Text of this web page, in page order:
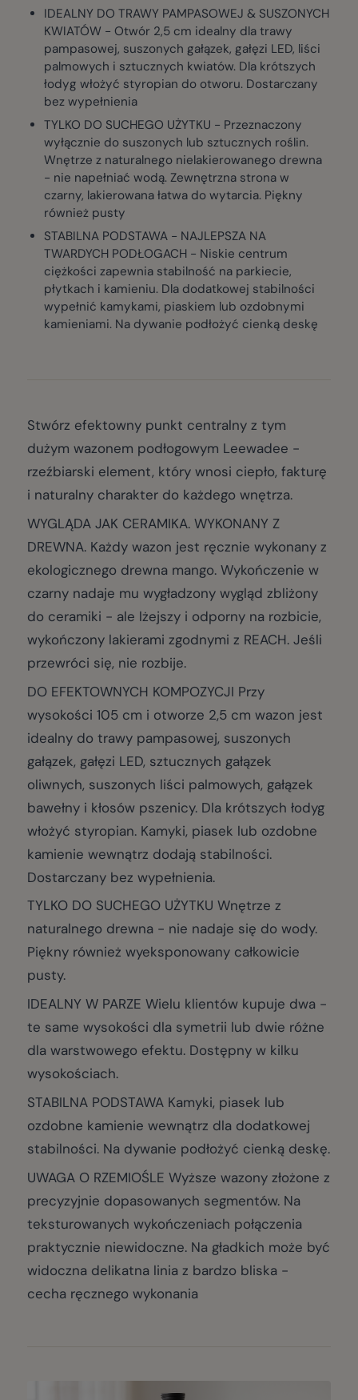
IDEALNY DO TRAWY PAMPASOWEJ & SUSZONYCH
KWIATÓW - Otwór 2,5 cm idealny dla trawy
pampasowej, suszonych gałązek, gałęzi LED, liści
palmowych i sztucznych kwiatów. Dla krótszych
łodyg włożyć styropian do otworu. Dostarczany
bez wypełnienia
TYLKO DO SUCHEGO UŻYTKU - Przeznaczony
wyłącznie do suszonych lub sztucznych roślin.
Wnętrze z naturalnego nielakierowanego drewna
- nie napełniać wodą. Zewnętrzna strona w
czarny, lakierowana łatwa do wytarcia. Piękny
również pusty
STABILNA PODSTAWA - NAJLEPSZA NA
TWARDYCH PODŁOGACH - Niskie centrum
ciężkości zapewnia stabilność na parkiecie,
płytkach i kamieniu. Dla dodatkowej stabilności
wypełnić kamykami, piaskiem lub ozdobnymi
kamieniami. Na dywanie podłożyć cienką deskę
Stwórz efektowny punkt centralny z tym
dużym wazonem podłogowym Leewadee -
rzeźbiarski element, który wnosi ciepło, fakturę
i naturalny charakter do każdego wnętrza.
WYGLĄDA JAK CERAMIKA. WYKONANY Z
DREWNA. Każdy wazon jest ręcznie wykonany z
ekologicznego drewna mango. Wykończenie w
czarny nadaje mu wygładzony wygląd zbliżony
do ceramiki - ale lżejszy i odporny na rozbicie,
wykończony lakierami zgodnymi z REACH. Jeśli
przewróci się, nie rozbije.
DO EFEKTOWNYCH KOMPOZYCJI Przy
wysokości 105 cm i otworze 2,5 cm wazon jest
idealny do trawy pampasowej, suszonych
gałązek, gałęzi LED, sztucznych gałązek
oliwnych, suszonych liści palmowych, gałązek
bawełny i kłosów pszenicy. Dla krótszych łodyg
włożyć styropian. Kamyki, piasek lub ozdobne
kamienie wewnątrz dodają stabilności.
Dostarczany bez wypełnienia.
TYLKO DO SUCHEGO UŻYTKU Wnętrze z
naturalnego drewna - nie nadaje się do wody.
Piękny również wyeksponowany całkowicie
pusty.
IDEALNY W PARZE Wielu klientów kupuje dwa -
te same wysokości dla symetrii lub dwie różne
dla warstwowego efektu. Dostępny w kilku
wysokościach.
STABILNA PODSTAWA Kamyki, piasek lub
ozdobne kamienie wewnątrz dla dodatkowej
stabilności. Na dywanie podłożyć cienką deskę.
UWAGA O RZEMIOŚLE Wyższe wazony złożone z
precyzyjnie dopasowanych segmentów. Na
teksturowanych wykończeniach połączenia
praktycznie niewidoczne. Na gładkich może być
widoczna delikatna linia z bardzo bliska -
cecha ręcznego wykonania